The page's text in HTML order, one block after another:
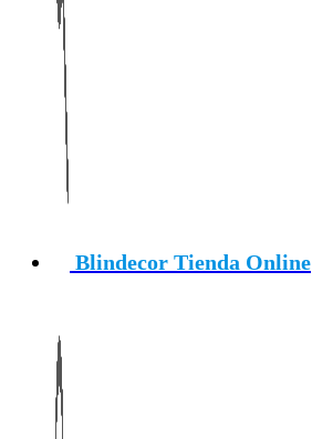
Blindecor Tienda Online